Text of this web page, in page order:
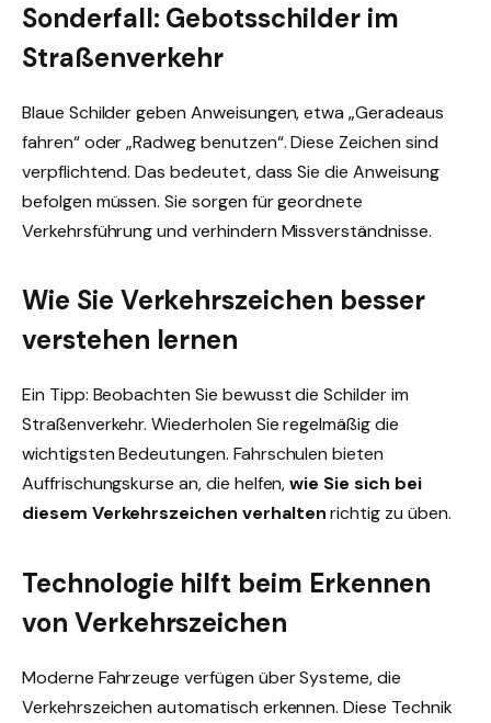
Sonderfall: Gebotsschilder im
Straßenverkehr
Blaue Schilder geben Anweisungen, etwa „Geradeaus
fahren“ oder „Radweg benutzen“. Diese Zeichen sind
verpflichtend. Das bedeutet, dass Sie die Anweisung
befolgen müssen. Sie sorgen für geordnete
Verkehrsführung und verhindern Missverständnisse.
Wie Sie Verkehrszeichen besser
verstehen lernen
Ein Tipp: Beobachten Sie bewusst die Schilder im
Straßenverkehr. Wiederholen Sie regelmäßig die
wichtigsten Bedeutungen. Fahrschulen bieten
Auffrischungskurse an, die helfen,wie Sie sich bei
diesem Verkehrszeichen verhaltenrichtig zu üben.
Technologie hilft beim Erkennen
von Verkehrszeichen
Moderne Fahrzeuge verfügen über Systeme, die
Verkehrszeichen automatisch erkennen. Diese Technik